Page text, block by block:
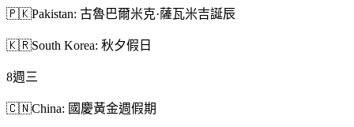
🇵🇰Pakistan: 古魯巴爾米克·薩瓦米吉誕辰
🇰🇷South Korea: 秋夕假日
8週三
🇨🇳China: 國慶黃金週假期